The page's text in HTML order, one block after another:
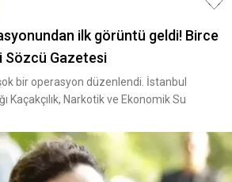
ilk görüntü geldi! Birce
Sözcü Gazetesi
bir operasyon düzenlendi. İstanbul
Kaçakçılık, Narkotik ve Ekonomik Su